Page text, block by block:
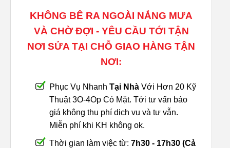
KHÔNG BÊ RA NGOÀI NẮNG MƯA
VÀ CHỜ ĐỢI - YÊU CẦU TỚI TẬN
NƠI SỬA TẠI CHỖ GIAO HÀNG TẬN
NƠI:
Phục Vụ Nhanh Tại Nhà Với Hơn 20 Kỹ
Thuật 3O-4Op Có Mặt. Tới tư vấn báo
giá không thu phí dịch vụ và tư vẫn.
Miễn phí khi KH không ok.
Thời gian làm việc từ: 7h30 - 17h30 (Cả